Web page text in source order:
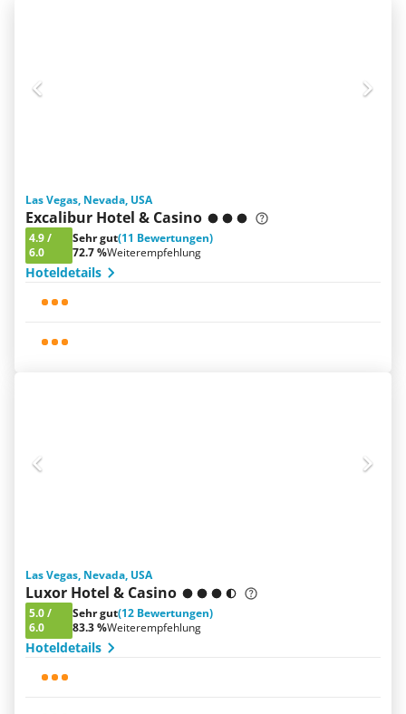
Las Vegas, Nevada, USA
Excalibur Hotel & Casino
4.9/
6.0
Sehr gut(11 Bewertungen)
72.7 %Weiterempfehlung
Hoteldetails
Las Vegas, Nevada, USA
Luxor Hotel & Casino
5.0/
6.0
Sehr gut(12 Bewertungen)
83.3 %Weiterempfehlung
Hoteldetails